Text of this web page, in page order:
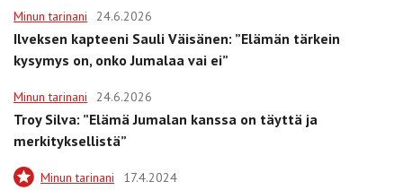
Minun tarinani 24.6.2026
Ilveksen kapteeni Sauli Väisänen: ”Elämän tärkein
kysymys on, onko Jumalaa vai ei”
Minun tarinani 24.6.2026
Troy Silva: ”Elämä Jumalan kanssa on täyttä ja
merkityksellistä”
Minun tarinani 17.4.2024